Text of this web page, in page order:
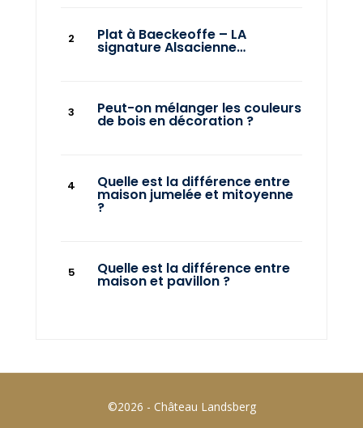
Plat à Baeckeoffe – LA
signature Alsacienne…
Peut-on mélanger les couleurs
de bois en décoration ?
Quelle est la différence entre
maison jumelée et mitoyenne
?
Quelle est la différence entre
maison et pavillon ?
©2026 - Château Landsberg